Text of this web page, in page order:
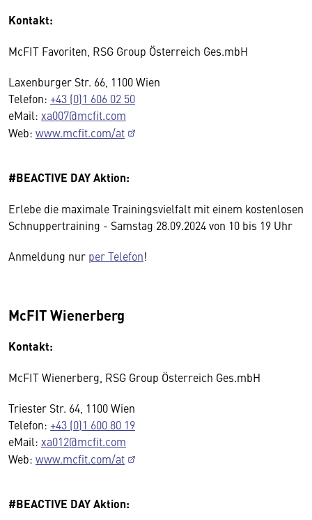
Kontakt:
McFIT Favoriten, RSG Group Österreich Ges.mbH
Laxenburger Str. 66, 1100 Wien
Telefon: +43 (0)1 606 02 50
eMail: xa007@mcfit.com
Web: www.mcfit.com/at
#BEACTIVE DAY Aktion:
Erlebe die maximale Trainingsvielfalt mit einem kostenlosen
Schnuppertraining - Samstag 28.09.2024 von 10 bis 19 Uhr
Anmeldung nur per Telefon!
McFIT Wienerberg
Kontakt:
McFIT Wienerberg, RSG Group Österreich Ges.mbH
Triester Str. 64, 1100 Wien
Telefon: +43 (0)1 600 80 19
eMail: xa012@mcfit.com
Web: www.mcfit.com/at
#BEACTIVE DAY Aktion: